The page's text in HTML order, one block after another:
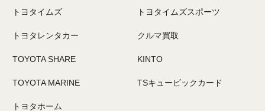
トヨタイムズ トヨタイムズスポーツ
トヨタレンタカー クルマ買取
TOYOTA SHARE KINTO
TOYOTA MARINE TSキュービックカード
トヨタホーム